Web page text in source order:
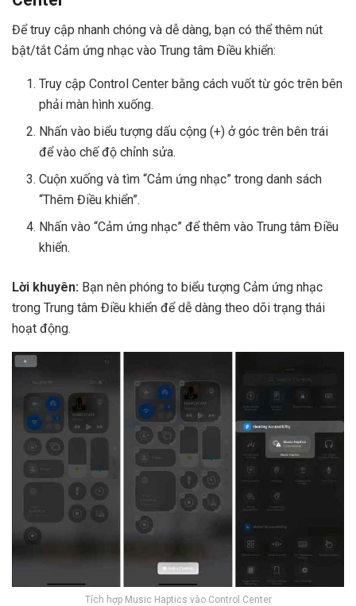
Để truy cập nhanh chóng và dễ dàng, bạn có thể thêm nút
bật/tắt Cảm ứng nhạc vào Trung tâm Điều khiển:
Truy cập Control Center bằng cách vuốt từ góc trên bên
phải màn hình xuống.
Nhấn vào biểu tượng dấu cộng (+) ở góc trên bên trái
để vào chế độ chỉnh sửa.
Cuộn xuống và tìm “Cảm ứng nhạc” trong danh sách
“Thêm Điều khiển”.
Nhấn vào “Cảm ứng nhạc” để thêm vào Trung tâm Điều
khiển.
Lời khuyên: Bạn nên phóng to biểu tượng Cảm ứng nhạc
trong Trung tâm Điều khiển để dễ dàng theo dõi trạng thái
hoạt động.
Tích hợp Music Haptics vào Control Center